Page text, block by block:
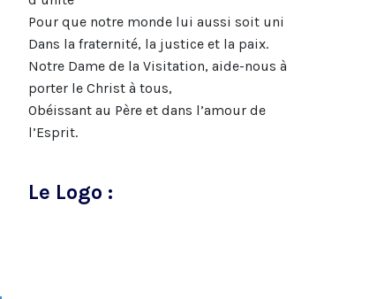
Pour que notre monde lui aussi soit uni
Dans la fraternité, la justice et la paix.
Notre Dame de la Visitation, aide-nous à
porter le Christ à tous,
Obéissant au Père et dans l’amour de
l’Esprit.
Le Logo :